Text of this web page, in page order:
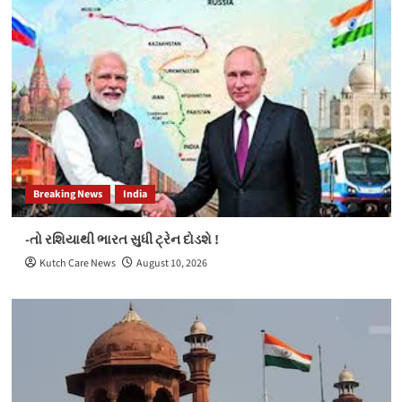
4
Breaking News Election 2022 Gujarat
ભરૂચની દહેજ બાયપાસ રોડ પર આવેલી માંગલ્ય
સોસાયટીમાં બંધ મકાનને તસ્કરોએ નિશાન બનાવી
રૂ.9.85 લાખના મુદ્દામાલ ચોરી કરી ફરાર થઈ ગયા
5
Election 2022 Kutch
કેરા કુંદનપુર મતદાન
1
Breaking News Election 2022
અદાણી એરપોર્ટ હોલ્ડિંગ્સ અને IHG હોટેલ્સ અને
ભારતમાં પ્રવેશ કરે છે
Breaking News Election 2022 Gujarat India
રાઘવ ચઢ્ઢા સાથે છ લોકોએ આપનું ઝાડું છોડીને કમળ
ધારણ કર્યો
Breaking News India
-તો રશિયાથી ભારત સુધી ટ્રેન દોડશે !
Kutch Care News August 10, 2026